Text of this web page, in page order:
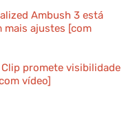
Ambush 3 está
mais ajustes [com
promete visibilidade
vídeo]